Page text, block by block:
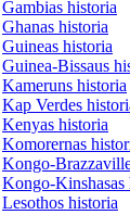
Gambias historia
Ghanas historia
Guineas historia
Guinea-Bissaus
Kameruns historia
Kap Verdes
Kenyas historia
Komorernas
Kongo-
Kongo-Kinshasas
Lesothos historia